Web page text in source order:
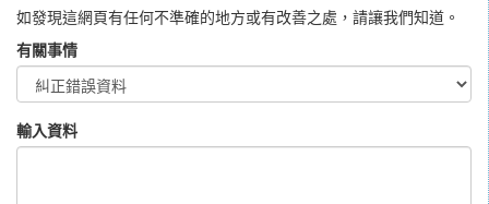
如發現這網頁有任何不準確的地方或有改善之處，請讓我們知道。
有關事情
輸入資料